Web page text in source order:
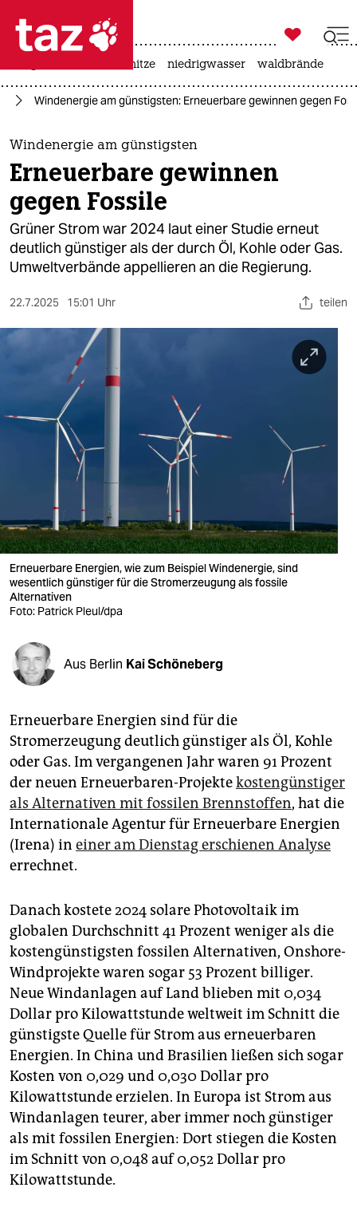
 taz zahl ich
taz zahl ich
themen
politik
öko
gesellschaft
sport
berlin
wahrheit
veranstaltungen
shop
fragen & hilfe
abo
genossenschaft
epaper login

taz zahl ich
hitze niedrigwasser waldbrände
Windenergie am günstigsten: Erneuerbare gewinnen gegen
Windenergie am günstigsten
Erneuerbare gewinnen
gegen Fossile
Grüner Strom war 2024 laut einer Studie erneut
deutlich günstiger als der durch Öl, Kohle oder Gas.
Um­welt­verbände appellieren an die Regierung.
22.7.2025 15:01 Uhr teilen
Erneuerbare Energien, wie zum Beispiel Windenergie, sind
wesentlich günstiger für die Stromerzeugung als fossile
Alternativen
Foto: Patrick Pleul/dpa
Aus Berlin Kai Schöneberg
Erneuerbare Energien sind für die
Stromerzeugung deutlich günstiger als Öl, Kohle
oder Gas. Im vergangenen Jahr waren 91 Prozent
der neuen Erneuerbaren-Projektekostengünstiger
als Alternativen mit fossilen Brennstoffen, hat die
Internationale Agentur für Erneuerbare Energien
(Irena) in einer am Dienstag erschienen Analyse
errechnet.
Danach kostete 2024 solare Photovoltaik im
globalen Durchschnitt 41 Prozent weniger als die
kostengünstigsten fossilen Alternativen, Onshore-
Windprojekte waren sogar 53 Prozent billiger.
Neue Windanlagen auf Land blieben mit 0,034
Dollar pro Kilowattstunde weltweit im Schnitt die
günstigste Quelle für Strom aus erneuerbaren
Energien. In China und Brasilien ließen sich sogar
Kosten von 0,029 und 0,030 Dollar pro
Kilowattstunde erzielen. In Europa ist Strom aus
Windanlagen teurer, aber immer noch günstiger
als mit fossilen Energien: Dort stiegen die Kosten
im Schnitt von 0,048 auf 0,052 Dollar pro
Kilowattstunde.